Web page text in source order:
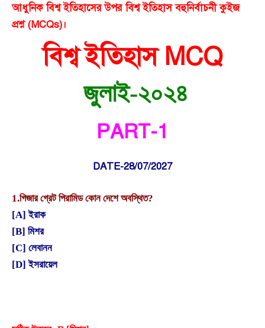
আধুনিক বিশ্ব ইতিহাসের উপর বিশ্ব ইতিহাস বহুনির্বাচনী কুইজ
প্রশ্ন (MCQs)।
বিশ্ব ইতিহাস MCQ
জুলাই-২০২৪
PART-1
DATE-28/07/2027
1.গিজার গ্রেট পিরামিড কোন দেশে অবস্থিত?
[A] ইরাক
[B] মিশর
[C] লেবানন
[D] ইসরায়েল